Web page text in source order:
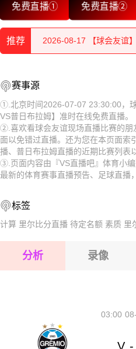
免费直播① 免费直播②
推荐
2026-08-17 【球会友谊
2026-08-17 【球会友谊
2026-08-17 【球会友谊
2026-08-17 【球会友谊
2026-08-17 【球会友谊
2026-08-17 【球会友谊
2026-08-17 【球会友谊
2026-08-17 【球会友谊
2026-08-17 【球会友谊
赛事源
①.北京时间2026-07-07 23:30:00，
VS普日布拉姆】准时在线免费直播。
②.喜欢看球会友谊现场直播比赛的朋
面以免错过直播。还为您在本页面索
播、普日布拉姆直播的近期比赛列表
③.页面内容由『VS直播吧』体育小
最新的体育赛事直播预告、足球直播
标签
计算 里尔比分直播 待定名额 素质 里
分析 录像
03:00
V -